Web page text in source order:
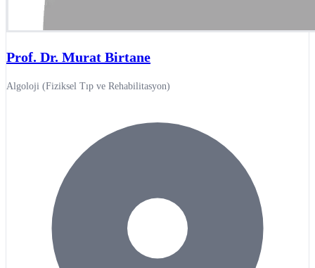
Prof. Dr. Murat Birtane
Algoloji (Fiziksel Tıp ve Rehabilitasyon)